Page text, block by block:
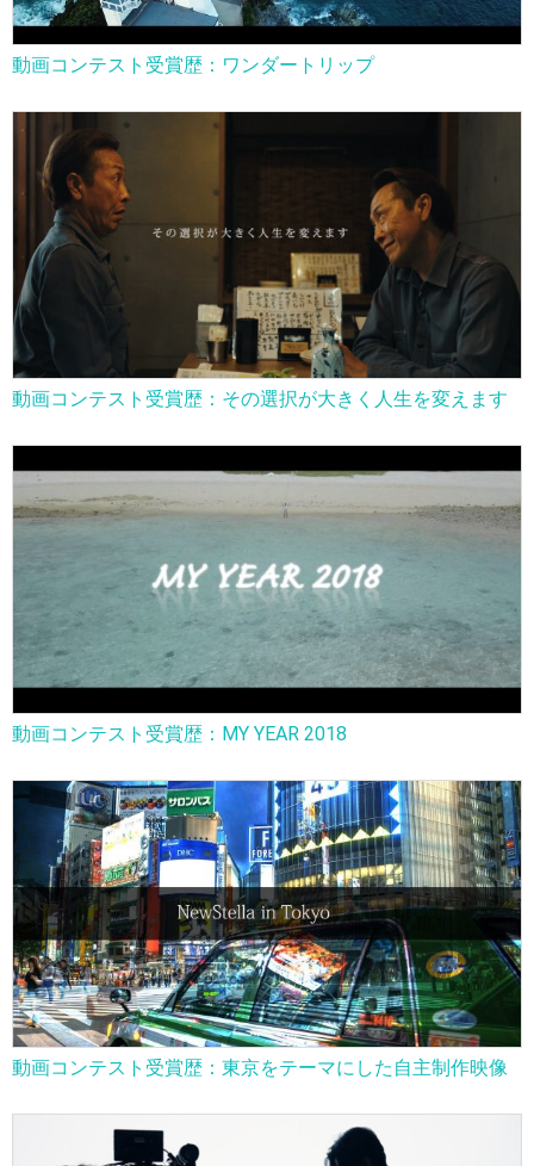
動画コンテスト受賞歴：ワンダートリップ
動画コンテスト受賞歴：その選択が大きく人生を変えます
動画コンテスト受賞歴：MY YEAR 2018
動画コンテスト受賞歴：東京をテーマにした自主制作映像